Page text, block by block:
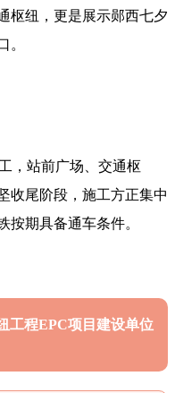
枢纽，更是展示郧西七夕
。
，站前广场、交通枢
收尾阶段，施工方正集中
按期具备通车条件。
工程EPC项目建设单位